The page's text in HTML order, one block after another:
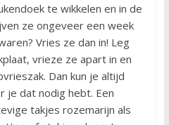
te wikkelen en in de
ze ongeveer een week
Vries ze dan in! Leg
vrieze ze apart in en
Dan kun je altijd
je dat nodig hebt. Een
takjes rozemarijn als